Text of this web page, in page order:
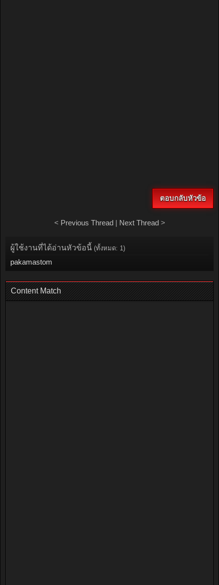
ตอบกลับหัวข้อ
< Previous Thread| Next Thread>
ผู้ใช้งานที่ได้อ่านหัวข้อนี้ (ทั้งหมด: 1)
pakamastom
Content Match